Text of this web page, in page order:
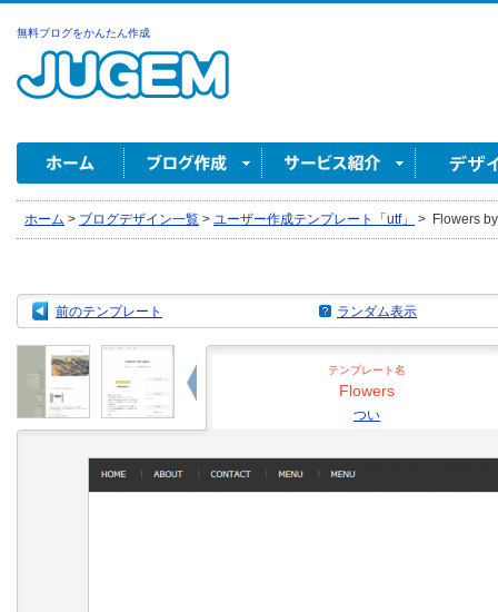
無料ブログをかんたん作成
ホーム > ブログデザイン一覧 > ユーザー作成テンプレート「utf」 > Flowers
前のテンプレート ランダム表示
テンプレート名
Flowers
つい